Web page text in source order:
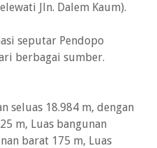
Jln. Dalem Kaum).
seputar Pendopo
berbagai sumber.
seluas 18.984 m, dengan
m, Luas bangunan
barat 175 m, Luas